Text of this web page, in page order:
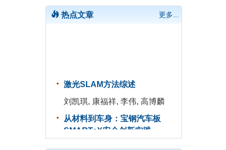
热点文章 更多...
激光SLAM方法综述
刘凯琪, 康福祥, 李伟, 高博麟
从材料到车身：宝钢汽车板
SMARTeX安全创新实践